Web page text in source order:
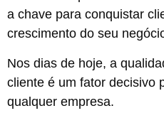
a chave para conquistar
crescimento do seu
Nos dias de hoje, a
cliente é um fator decisivo
qualquer empresa.